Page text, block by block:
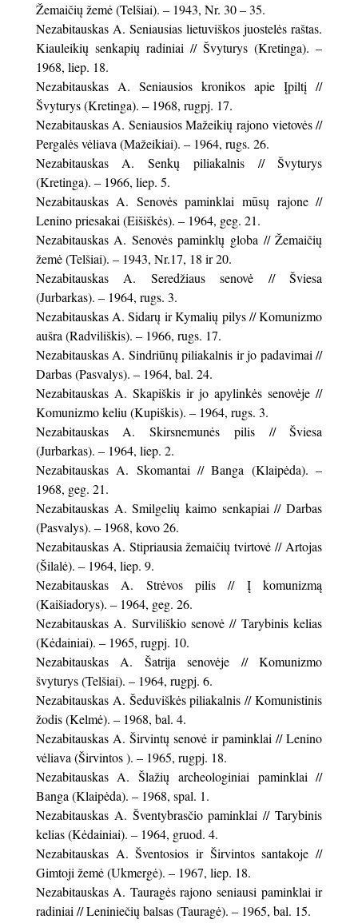
Žemaičių žemė (Telšiai). – 1943, Nr. 30 – 35.
Nezabitauskas A. Seniausias lietuviškos juostelės raštas.
Kiauleikių senkapių radiniai // Švyturys (Kretinga). –
1968, liep. 18.
Nezabitauskas A. Seniausios kronikos apie Įpiltį //
Švyturys (Kretinga). – 1968, rugpj. 17.
Nezabitauskas A. Seniausios Mažeikių rajono vietovės //
Pergalės vėliava (Mažeikiai). – 1964, rugs. 26.
Nezabitauskas A. Senkų piliakalnis // Švyturys
(Kretinga). – 1966, liep. 5.
Nezabitauskas A. Senovės paminklai mūsų rajone //
Lenino priesakai (Eišiškės). – 1964, geg. 21.
Nezabitauskas A. Senovės paminklų globa // Žemaičių
žemė (Telšiai). – 1943, Nr.17, 18 ir 20.
Nezabitauskas A. Seredžiaus senovė // Šviesa
(Jurbarkas). – 1964, rugs. 3.
Nezabitauskas A. Sidarų ir Kymalių pilys // Komunizmo
aušra (Radviliškis). – 1966, rugs. 17.
Nezabitauskas A. Sindriūnų piliakalnis ir jo padavimai //
Darbas (Pasvalys). – 1964, bal. 24.
Nezabitauskas A. Skapiškis ir jo apylinkės senovėje //
Komunizmo keliu (Kupiškis). – 1964, rugs. 3.
Nezabitauskas A. Skirsnemunės pilis // Šviesa
(Jurbarkas). – 1964, liep. 2.
Nezabitauskas A. Skomantai // Banga (Klaipėda). –
1968, geg. 21.
Nezabitauskas A. Smilgelių kaimo senkapiai // Darbas
(Pasvalys). – 1968, kovo 26.
Nezabitauskas A. Stipriausia žemaičių tvirtovė // Artojas
(Šilalė). – 1964, liep. 9.
Nezabitauskas A. Strėvos pilis // Į komunizmą
(Kaišiadorys). – 1964, geg. 26.
Nezabitauskas A. Surviliškio senovė // Tarybinis kelias
(Kėdainiai). – 1965, rugpj. 10.
Nezabitauskas A. Šatrija senovėje // Komunizmo
švyturys (Telšiai). – 1964, rugpj. 6.
Nezabitauskas A. Šeduviškės piliakalnis // Komunistinis
žodis (Kelmė). – 1968, bal. 4.
Nezabitauskas A. Širvintų senovė ir paminklai // Lenino
vėliava (Širvintos ). – 1965, rugpj. 18.
Nezabitauskas A. Šlažių archeologiniai paminklai //
Banga (Klaipėda). – 1968, spal. 1.
Nezabitauskas A. Šventybrasčio paminklai // Tarybinis
kelias (Kėdainiai). – 1964, gruod. 4.
Nezabitauskas A. Šventosios ir Širvintos santakoje //
Gimtoji žemė (Ukmergė). – 1967, liep. 18.
Nezabitauskas A. Tauragės rajono seniausi paminklai ir
radiniai // Leniniečių balsas (Tauragė). – 1965, bal. 15.